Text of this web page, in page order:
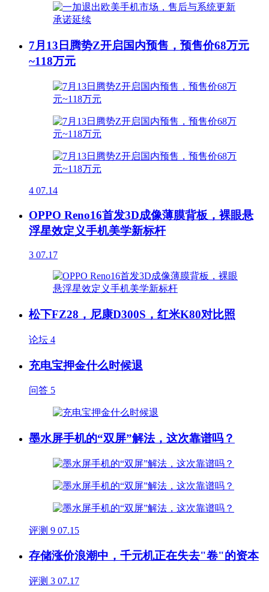
7月13日腾势Z开启国内预售，预售价68万元
~118万元
4 07.14
OPPO Reno16首发3D成像薄膜背板，裸眼悬
浮星效定义手机美学新标杆
3 07.17
松下FZ28，尼康D300S，红米K80对比照
论坛 4
充电宝押金什么时候退
问答 5
墨水屏手机的“双屏”解法，这次靠谱吗？
评测 9 07.15
存储涨价浪潮中，千元机正在失去"卷"的资本
评测 3 07.17